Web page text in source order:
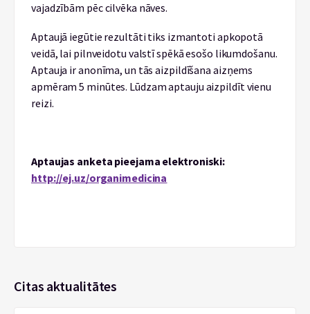
vajadzībām pēc cilvēka nāves.
Aptaujā iegūtie rezultāti tiks izmantoti apkopotā
veidā, lai pilnveidotu valstī spēkā esošo likumdošanu.
Aptauja ir anonīma, un tās aizpildīšana aizņems
apmēram 5 minūtes. Lūdzam aptauju aizpildīt vienu
reizi.
Aptaujas anketa pieejama elektroniski:
http://ej.uz/organimedicina
Citas aktualitātes